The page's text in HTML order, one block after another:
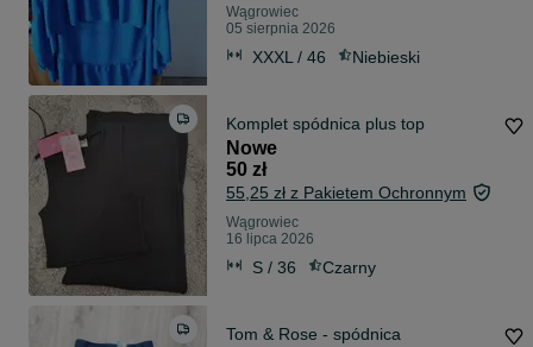
Wągrowiec
05 sierpnia 2026
XXXL / 46 Niebieski
Komplet spódnica plus top
Nowe
50 zł
55,25 zł z Pakietem Ochronnym
Wągrowiec
16 lipca 2026
S / 36 Czarny
Tom & Rose - spódnica